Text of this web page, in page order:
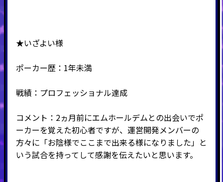
★いざよい様
ポーカー歴：1年未満
戦績：プロフェッショナル達成
コメント：2ヵ月前にエムホールデムとの出会いでポ
ーカーを覚えた初心者ですが、運営開発メンバーの
方々に「お陰様でここまで出来る様になりました」と
いう試合を持ってして感謝を伝えたいと思います。